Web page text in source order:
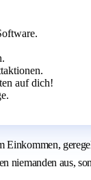
auf dich!
niemanden aus,